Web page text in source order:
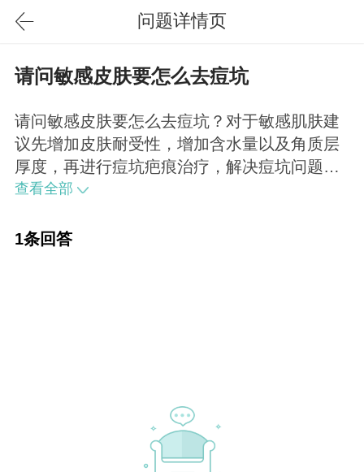
问题详情页
请问敏感皮肤要怎么去痘坑
请问敏感皮肤要怎么去痘坑？对于敏感肌肤建
议先增加皮肤耐受性，增加含水量以及角质层
厚度，再进行痘坑疤痕治疗，解决痘坑问题。
另外如果痘坑较深，也可以考虑采取填充方式
查看全部
1条回答